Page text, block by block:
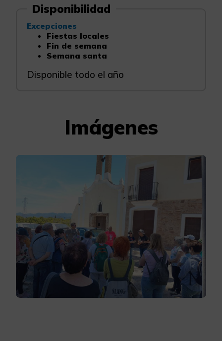
Disponibilidad
Excepciones
Fiestas locales
Fin de semana
Semana santa
Disponible todo el año
Imágenes